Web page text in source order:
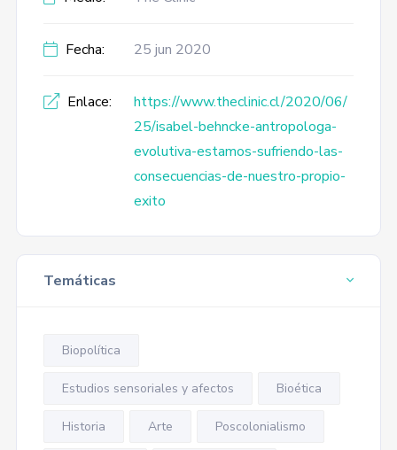
Fecha: 25 jun 2020
Enlace:
https://www.theclinic.cl/2020/06/
25/isabel-behncke-antropologa-
evolutiva-estamos-sufriendo-las-
consecuencias-de-nuestro-propio-
exito
Temáticas
Biopolítica
Estudios sensoriales y afectos Bioética
Historia Arte Poscolonialismo